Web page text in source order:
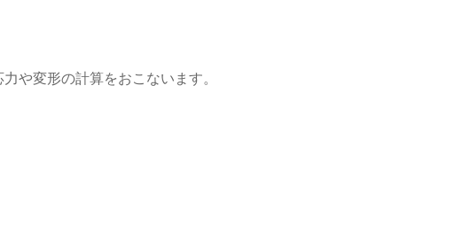
や変形の計算をおこないます。